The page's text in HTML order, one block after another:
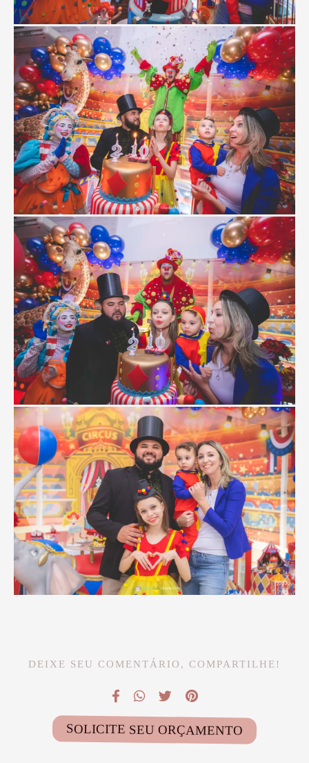
DEIXE SEU COMENTÁRIO, COMPARTILHE!
SOLICITE SEU ORÇAMENTO